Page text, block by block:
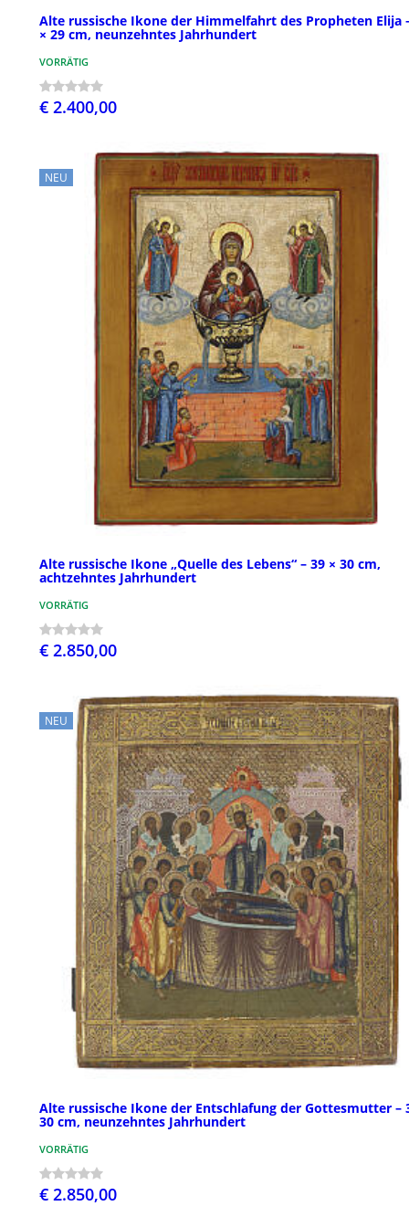
Alte russische Ikone der Himmelfahrt des Propheten Elija
× 29 cm, neunzehntes Jahrhundert
VORRÄTIG
€ 2.400,00
NEU
Alte russische Ikone „Quelle des Lebens“ – 39 × 30 cm,
achtzehntes Jahrhundert
VORRÄTIG
€ 2.850,00
NEU
Alte russische Ikone der Entschlafung der Gottesmutter –
30 cm, neunzehntes Jahrhundert
VORRÄTIG
€ 2.850,00